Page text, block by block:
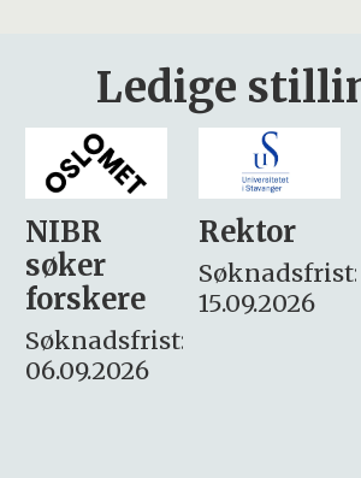
Ledige
Rektor
Søknadsfrist:
15.09.2026
innen
miljøkjemi